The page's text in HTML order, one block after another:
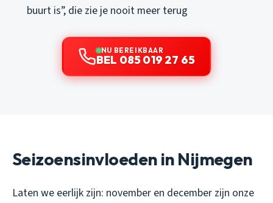
buurt is”, die zie je nooit meer terug
NU BEREIKBAAR
BEL 085 019 27 65
Seizoensinvloeden in Nijmegen
Laten we eerlijk zijn: november en december zijn onze